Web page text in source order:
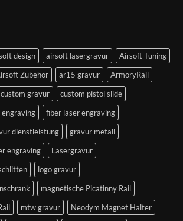
design airsoft lasergravur
Airsoft Tuning
Zubehör ar15 gravur
ArmoryRail
custom gravur
custom pistol slide
engraving
fiber laser engraving
dienstleistung
gravur metall
engraving
Lasergravur
logo gravur
magnetische Picatinny Rail
mtw gravur
Neodym Magnet Halter